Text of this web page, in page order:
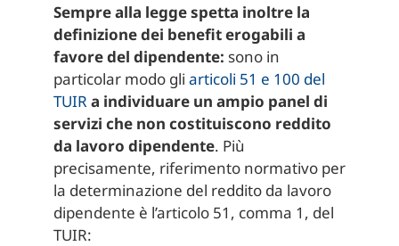
Sempre alla legge spetta inoltre la
definizione dei benefit erogabili a
favore del dipendente: sono in
particolar modo gli articoli 51 e 100 del
TUIR a individuare un ampio panel di
servizi che non costituiscono reddito
da lavoro dipendente. Più
precisamente, riferimento normativo per
la determinazione del reddito da lavoro
dipendente è l’articolo 51, comma 1, del
TUIR: